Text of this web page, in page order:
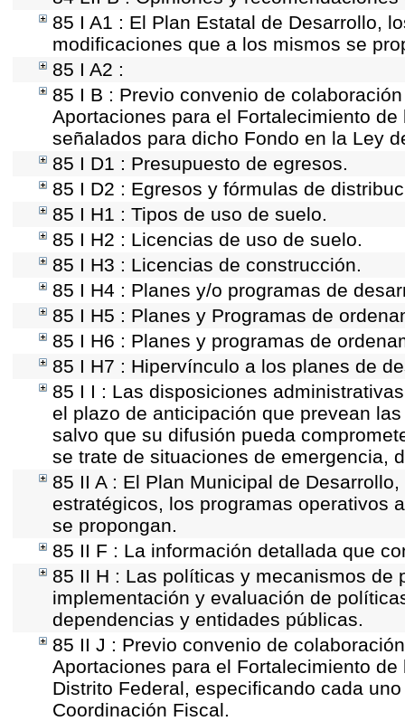
85 I A1 : El Plan Estatal de Desarrollo,
modificaciones que a los mismos se
85 I A2 :
85 I B : Previo convenio de
Aportaciones para el Fortalecimiento
señalados para dicho Fondo en la Ley
85 I D1 : Presupuesto de egresos.
85 I D2 : Egresos y fórmulas de
85 I H1 : Tipos de uso de suelo.
85 I H2 : Licencias de uso de suelo.
85 I H3 : Licencias de construcción.
85 I H4 : Planes y/o programas de
85 I H5 : Planes y Programas de
85 I H6 : Planes y programas de
85 I H7 : Hipervínculo a los planes de
85 I I : Las disposiciones
el plazo de anticipación que prevean
salvo que su difusión pueda
se trate de situaciones de emergencia,
85 II A : El Plan Municipal de
estratégicos, los programas operativos
se propongan.
85 II F : La información detallada que
85 II H : Las políticas y mecanismos
implementación y evaluación de
dependencias y entidades públicas.
85 II J : Previo convenio de
Aportaciones para el Fortalecimiento
Distrito Federal, especificando cada
Coordinación Fiscal.